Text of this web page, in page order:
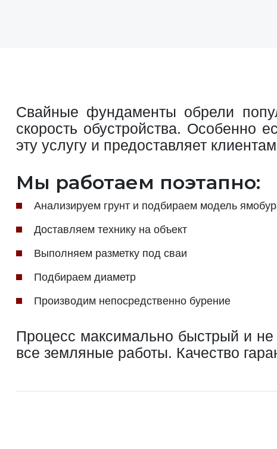
Свайные фундаменты обрели
скорость обустройства. Особенно
эту услугу и предоставляет
Мы работаем поэтапно:
Анализируем грунт и подбираем модель
Доставляем технику на объект
Выполняем разметку под сваи
Подбираем диаметр
Производим непосредственно бурение
Процесс максимально быстрый и не
все земляные работы. Качество